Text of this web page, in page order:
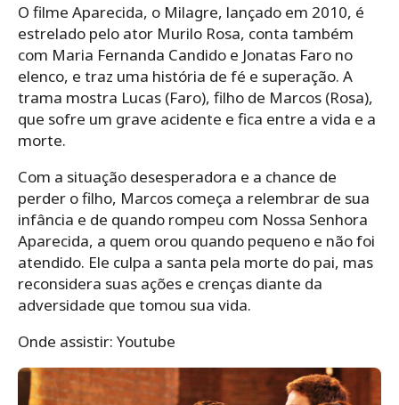
O filme Aparecida, o Milagre, lançado em 2010, é
estrelado pelo ator Murilo Rosa, conta também
com Maria Fernanda Candido e Jonatas Faro no
elenco, e traz uma história de fé e superação. A
trama mostra Lucas (Faro), filho de Marcos (Rosa),
que sofre um grave acidente e fica entre a vida e a
morte.
Com a situação desesperadora e a chance de
perder o filho, Marcos começa a relembrar de sua
infância e de quando rompeu com Nossa Senhora
Aparecida, a quem orou quando pequeno e não foi
atendido. Ele culpa a santa pela morte do pai, mas
reconsidera suas ações e crenças diante da
adversidade que tomou sua vida.
Onde assistir: Youtube